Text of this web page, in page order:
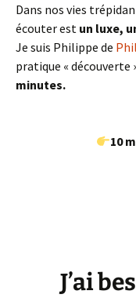
Dans nos vies
écouter est un luxe,
Je suis Philippe de
pratique « découverte
minutes.
10
J’ai